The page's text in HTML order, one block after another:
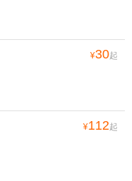
¥30起
¥112起